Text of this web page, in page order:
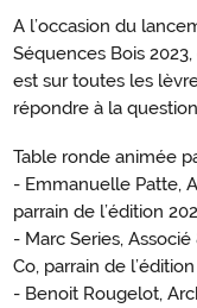
A l’occasion du
Séquences Bois
est sur toutes les
répondre à la
Table ronde animée
- Emmanuelle Patte,
parrain de l’édition
- Marc Series,
Co, parrain de
- Benoit Rougelot,